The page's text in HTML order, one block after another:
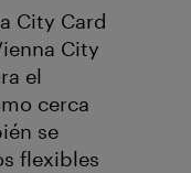
City Card
City
el
cerca
se
flexibles